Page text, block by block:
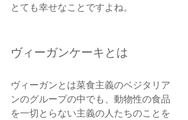
とても幸せなことですよね。
ヴィーガンケーキとは
ヴィーガンとは菜食主義のベジタリア
ンのグループの中でも、動物性の食品
を一切とらない主義の人たちのことを